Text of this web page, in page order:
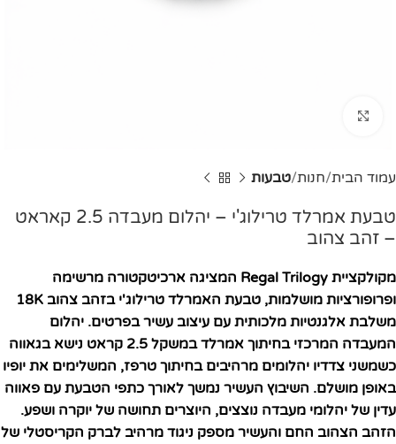
עמוד הבית חנות טבעות
טבעת אמרלד טרילוג'י – יהלום מעבדה 2.5 קאראט
– זהב צהוב
מקולקציית Regal Trilogy המציגה ארכיטקטורה מרשימה
ופרופורציות מושלמות, טבעת האמרלד טרילוג'י בזהב צהוב 18K
משלבת אלגנטיות מלכותית עם עיצוב עשיר בפרטים. יהלום
המעבדה המרכזי בחיתוך אמרלד במשקל 2.5 קראט נישא בגאווה
כשמשני צדדיו יהלומים מרהיבים בחיתוך טרפז, המשלימים את יופיו
באופן מושלם. השיבוץ העשיר נמשך לאורך כתפי הטבעת עם פאווה
עדין של יהלומי מעבדה נוצצים, היוצרים תחושה של יוקרה ושפע.
הזהב הצהוב החם והעשיר מספק ניגוד מרהיב לברק הקריסטלי של